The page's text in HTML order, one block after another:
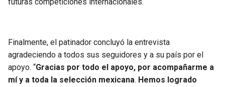
futuras competiciones internacionales.
Finalmente, el patinador concluyó la entrevista
agradeciendo a todos sus seguidores y a su país por el
apoyo. “Gracias por todo el apoyo, por acompañarme a
mí y a toda la selección mexicana. Hemos logrado